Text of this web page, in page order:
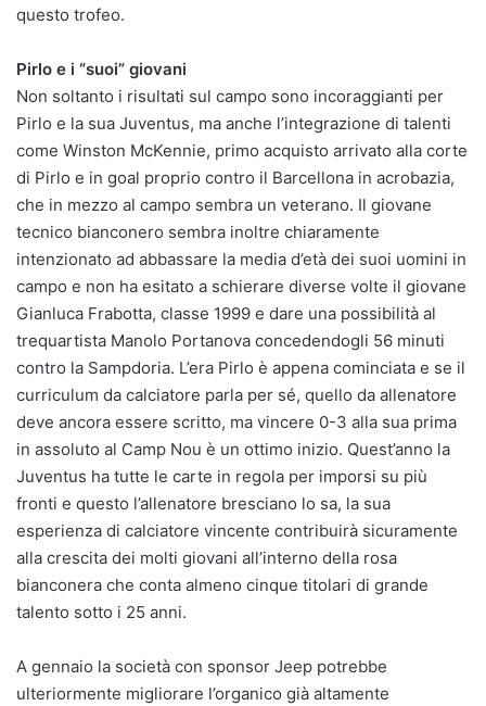
questo trofeo.
Pirlo e i “suoi” giovani
Non soltanto i risultati sul campo sono incoraggianti per
Pirlo e la sua Juventus, ma anche l’integrazione di talenti
come Winston McKennie, primo acquisto arrivato alla corte
di Pirlo e in goal proprio contro il Barcellona in acrobazia,
che in mezzo al campo sembra un veterano. Il giovane
tecnico bianconero sembra inoltre chiaramente
intenzionato ad abbassare la media d’età dei suoi uomini in
campo e non ha esitato a schierare diverse volte il giovane
Gianluca Frabotta, classe 1999 e dare una possibilità al
trequartista Manolo Portanova concedendogli 56 minuti
contro la Sampdoria. L’era Pirlo è appena cominciata e se il
curriculum da calciatore parla per sé, quello da allenatore
deve ancora essere scritto, ma vincere 0-3 alla sua prima
in assoluto al Camp Nou è un ottimo inizio. Quest’anno la
Juventus ha tutte le carte in regola per imporsi su più
fronti e questo l’allenatore bresciano lo sa, la sua
esperienza di calciatore vincente contribuirà sicuramente
alla crescita dei molti giovani all’interno della rosa
bianconera che conta almeno cinque titolari di grande
talento sotto i 25 anni.
A gennaio la società con sponsor Jeep potrebbe
ulteriormente migliorare l’organico già altamente